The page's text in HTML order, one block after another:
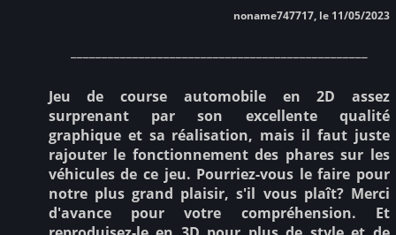
noname747717, le 11/05/2023
Jeu de course automobile en 2D assez
surprenant par son excellente qualité
graphique et sa réalisation, mais il faut juste
rajouter le fonctionnement des phares sur les
véhicules de ce jeu. Pourriez-vous le faire pour
notre plus grand plaisir, s'il vous plaît? Merci
d'avance pour votre compréhension. Et